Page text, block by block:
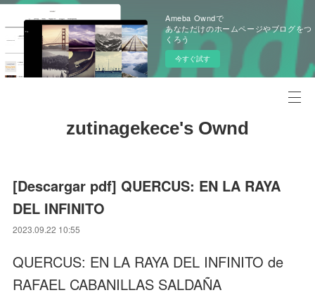
Ameba Owndで
あなただけのホームページやブログをつ
くろう
今すぐ試す
zutinagekece's Ownd
[Descargar pdf] QUERCUS: EN LA RAYA
DEL INFINITO
2023.09.22 10:55
QUERCUS: EN LA RAYA DEL INFINITO de
RAFAEL CABANILLAS SALDAÑA